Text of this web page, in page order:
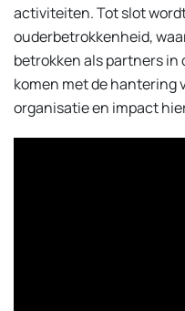
activiteiten. Tot slot
ouderbetrokkenheid,
betrokken als partners in
komen met de hantering
organisatie en impact